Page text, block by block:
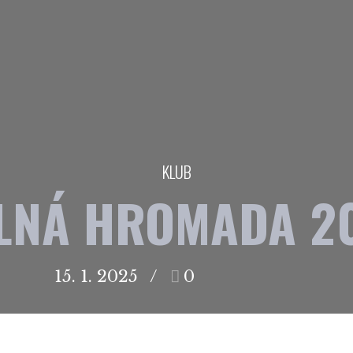
KLUB
HROMADA
15. 1. 2025 0